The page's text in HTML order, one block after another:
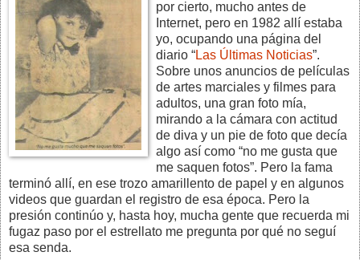
por cierto, mucho antes de
Internet, pero en 1982 allí estaba
yo, ocupando una página del
diario “Las Últimas Noticias”.
Sobre unos anuncios de películas
de artes marciales y filmes para
adultos, una gran foto mía,
mirando a la cámara con actitud
de diva y un pie de foto que decía
algo así como “no me gusta que
me saquen fotos”. Pero la fama
terminó allí, en ese trozo amarillento de papel y en algunos
videos que guardan el registro de esa época. Pero la
presión continúo y, hasta hoy, mucha gente que recuerda mi
fugaz paso por el estrellato me pregunta por qué no seguí
esa senda.